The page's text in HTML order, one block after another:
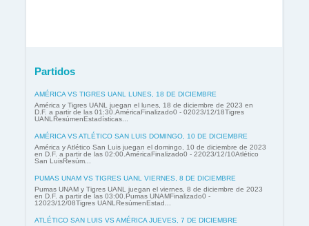
Partidos
AMÉRICA VS TIGRES UANL LUNES, 18 DE DICIEMBRE
América y Tigres UANL juegan el lunes, 18 de diciembre de 2023 en
D.F. a partir de las 01:30.AméricaFinalizado0 - 02023/12/18Tigres
UANLResúmenEstadísticas...
AMÉRICA VS ATLÉTICO SAN LUIS DOMINGO, 10 DE DICIEMBRE
América y Atlético San Luis juegan el domingo, 10 de diciembre de 2023
en D.F. a partir de las 02:00.AméricaFinalizado0 - 22023/12/10Atlético
San LuisResúm...
PUMAS UNAM VS TIGRES UANL VIERNES, 8 DE DICIEMBRE
Pumas UNAM y Tigres UANL juegan el viernes, 8 de diciembre de 2023
en D.F. a partir de las 03:00.Pumas UNAMFinalizado0 -
12023/12/08Tigres UANLResúmenEstad...
ATLÉTICO SAN LUIS VS AMÉRICA JUEVES, 7 DE DICIEMBRE